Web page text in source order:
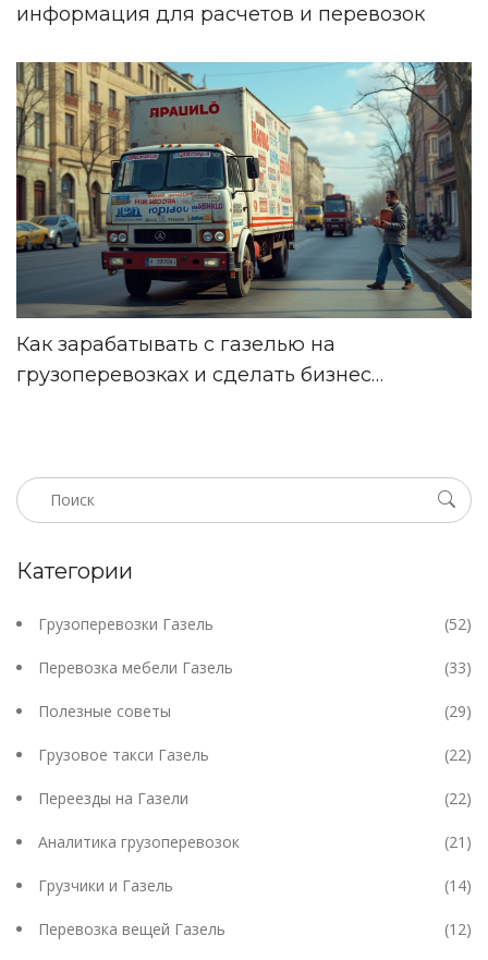
информация для расчетов и перевозок
Как зарабатывать с газелью на
грузоперевозках и сделать бизнес
Категории
Грузоперевозки Газель (52)
Перевозка мебели Газель (33)
Полезные советы (29)
Грузовое такси Газель (22)
Переезды на Газели (22)
Аналитика грузоперевозок (21)
Грузчики и Газель (14)
Перевозка вещей Газель (12)